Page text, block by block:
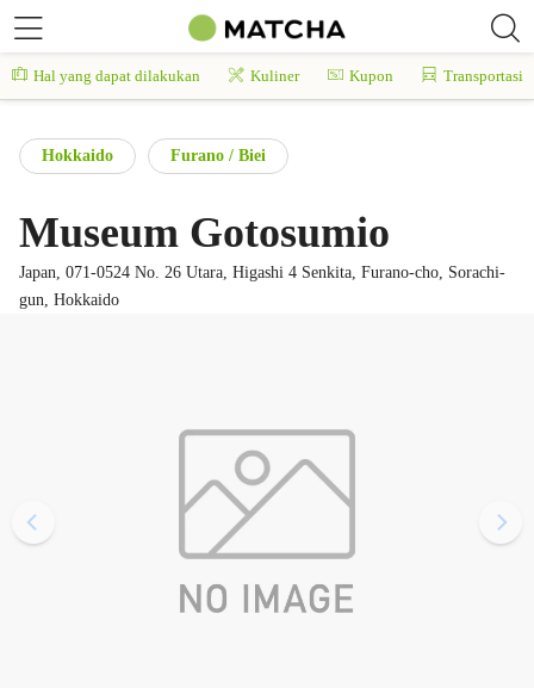
Hal yang dapat dilakukan Kuliner Kupon Transportasi
Hokkaido Furano / Biei
Museum Gotosumio
Japan, 071-0524 No. 26 Utara, Higashi 4 Senkita, Furano-cho, Sorachi-
gun, Hokkaido